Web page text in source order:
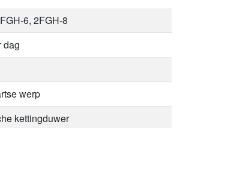
6, 2FGH-8
dag
werp
kettingduwer
schijf